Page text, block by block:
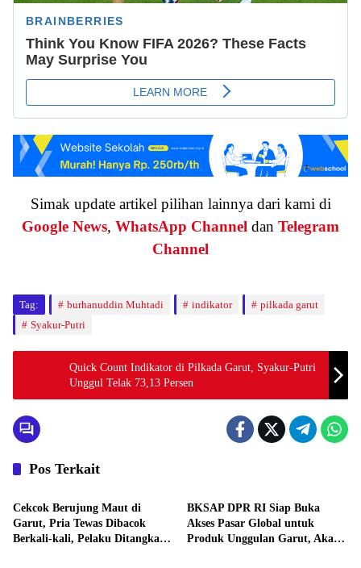
Simak update artikel pilihan lainnya dari kami di
Google News, WhatsApp Channel dan Telegram
Channel
Tag: burhanuddin Muhtadi indikator
pilkada garut
Syakur-Putri
Quick Count Indikator di Pilkada Garut, Syakur-Putri
Unggul Telak 73,13 Persen
Pos Terkait
Berita
Cekcok Berujung Maut di
Garut, Pria Tewas Dibacok
Berkali-kali, Pelaku Ditangkap
BKSAP DPR RI Siap Buka
Akses Pasar Global untuk
Produk Unggulan Garut, Akar
Berita Berita